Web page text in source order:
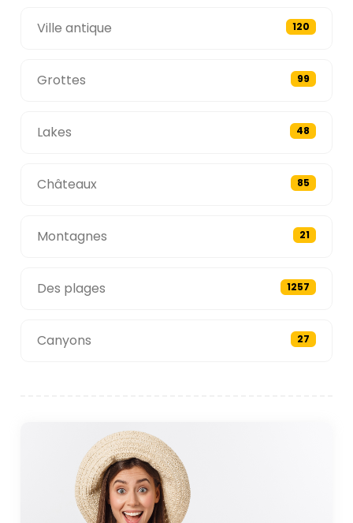
Ville antique 120
Grottes 99
Lakes 48
Châteaux 85
Montagnes 21
Des plages 1257
Canyons 27